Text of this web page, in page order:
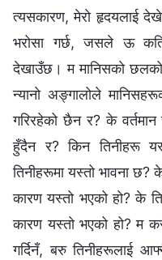
त्यसकारण, मेरो हृदयलाई
भरोसा गर्छ, जसले ऊ
देखाउँछ। म मानिसको
न्यानो अङ्गालोले
गरिरहेको छैन र? के
हुँदैन र? किन तिनीहरू
तिनीहरूमा यस्तो भावना छ?
कारण यस्तो भएको हो? के
कारण यस्तो भएको हो? म
गर्दिनँ, बरु तिनीहरूलाई